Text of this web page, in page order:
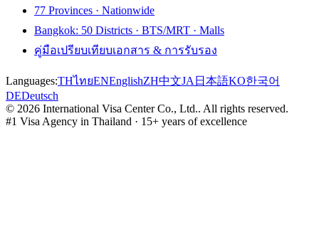
77 Provinces · Nationwide
Bangkok: 50 Districts · BTS/MRT · Malls
คู่มือเปรียบเทียบเอกสาร & การรับรอง
Languages:THไทยENEnglishZH中文JA 日本語KO한국어
DEDeutsch
© 2026 International Visa Center Co., Ltd.. All rights reserved.
#1 Visa Agency in Thailand · 15+ years of excellence